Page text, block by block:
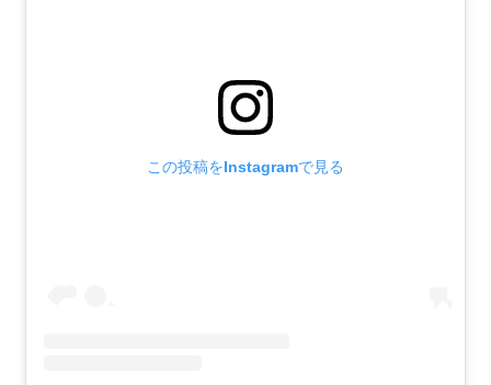
この投稿をInstagramで見る